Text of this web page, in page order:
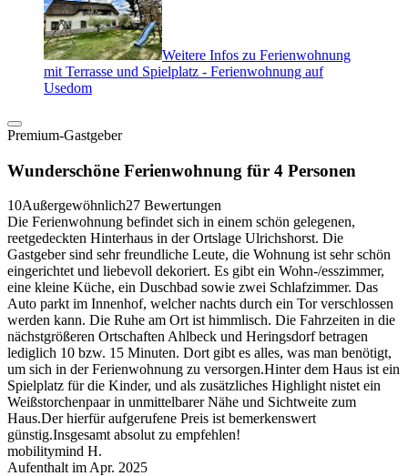
Weitere Infos zu Ferienwohnung
mit Terrasse und Spielplatz - Ferienwohnung auf
Usedom
Premium-Gastgeber
Wunderschöne Ferienwohnung für 4 Personen
10Außergewöhnlich27 Bewertungen
Die Ferienwohnung befindet sich in einem schön gelegenen,
reetgedeckten Hinterhaus in der Ortslage Ulrichshorst. Die
Gastgeber sind sehr freundliche Leute, die Wohnung ist sehr schön
eingerichtet und liebevoll dekoriert. Es gibt ein Wohn-/esszimmer,
eine kleine Küche, ein Duschbad sowie zwei Schlafzimmer. Das
Auto parkt im Innenhof, welcher nachts durch ein Tor verschlossen
werden kann. Die Ruhe am Ort ist himmlisch. Die Fahrzeiten in die
nächstgrößeren Ortschaften Ahlbeck und Heringsdorf betragen
lediglich 10 bzw. 15 Minuten. Dort gibt es alles, was man benötigt,
um sich in der Ferienwohnung zu versorgen.Hinter dem Haus ist ein
Spielplatz für die Kinder, und als zusätzliches Highlight nistet ein
Weißstorchenpaar in unmittelbarer Nähe und Sichtweite zum
Haus.Der hierfür aufgerufene Preis ist bemerkenswert
günstig.Insgesamt absolut zu empfehlen!
mobilitymind H.
Aufenthalt im Apr. 2025